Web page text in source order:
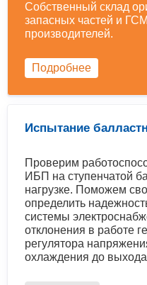
Собственный склад
запасных частей и
производителей.
Подробнее
Испытание
Проверим
ИБП на ступенчатой
нагрузке. Поможем
определить
системы
отклонения в работе
регулятора
охлаждения до